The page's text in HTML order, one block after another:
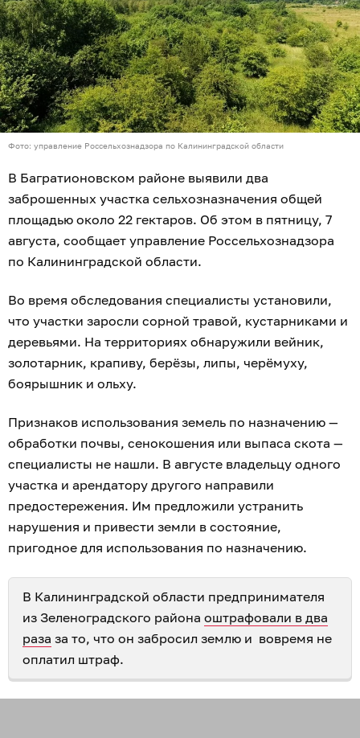
Фото: управление Россельхознадзора по Калининградской области
В Багратионовском районе выявили два
заброшенных участка сельхозназначения общей
площадью около 22 гектаров. Об этом в пятницу, 7
августа, сообщает управление Россельхознадзора
по Калининградской области.
Во время обследования специалисты установили,
что участки заросли сорной травой, кустарниками и
деревьями. На территориях обнаружили вейник,
золотарник, крапиву, берёзы, липы, черёмуху,
боярышник и ольху.
Признаков использования земель по назначению —
обработки почвы, сенокошения или выпаса скота —
специалисты не нашли. В августе владельцу одного
участка и арендатору другого направили
предостережения. Им предложили устранить
нарушения и привести земли в состояние,
пригодное для использования по назначению.
В Калининградской области предпринимателя
из Зеленоградского района оштрафовали в два
раза за то, что он забросил землю и вовремя не
оплатил штраф.